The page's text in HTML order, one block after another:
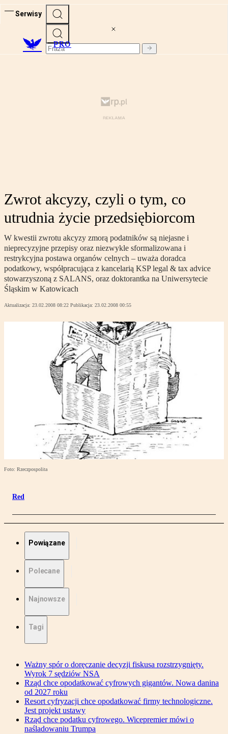
Serwisy
PRO
Zwrot akcyzy, czyli o tym, co
utrudnia życie przedsiębiorcom
W kwestii zwrotu akcyzy zmorą podatników są niejasne i
nieprecyzyjne przepisy oraz niezwykle sformalizowana i
restrykcyjna postawa organów celnych – uważa doradca
podatkowy, współpracująca z kancelarią KSP legal & tax advice
stowarzyszoną z SALANS, oraz doktorantka na Uniwersytecie
Śląskim w Katowicach
Aktualizacja: 23.02.2008 08:22 Publikacja: 23.02.2008 00:55
Foto: Rzeczpospolita
Red
Powiązane
Polecane
Najnowsze
Tagi
Ważny spór o doręczanie decyzji fiskusa rozstrzygnięty.
Wyrok 7 sędziów NSA
Rząd chce opodatkować cyfrowych gigantów. Nowa danina
od 2027 roku
Resort cyfryzacji chce opodatkować firmy technologiczne.
Jest projekt ustawy
Rząd chce podatku cyfrowego. Wicepremier mówi o
naśladowaniu Trumpa